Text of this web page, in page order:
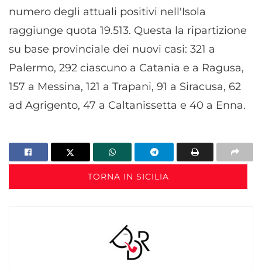
numero degli attuali positivi nell'Isola
raggiunge quota 19.513. Questa la ripartizione
su base provinciale dei nuovi casi: 321 a
Palermo, 292 ciascuno a Catania e a Ragusa,
157 a Messina, 121 a Trapani, 91 a Siracusa, 62
ad Agrigento, 47 a Caltanissetta e 40 a Enna.
TORNA IN SICILIA